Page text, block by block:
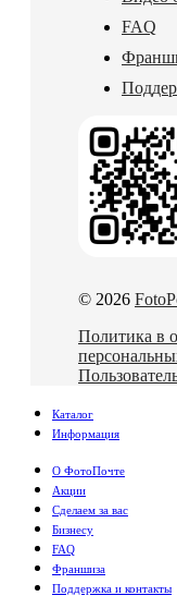
FAQ
© 2026
Политика в
Каталог
Информация
О ФотоПочте
Акции
Сделаем за вас
Бизнесу
FAQ
Франшиза
Поддержка и контакты